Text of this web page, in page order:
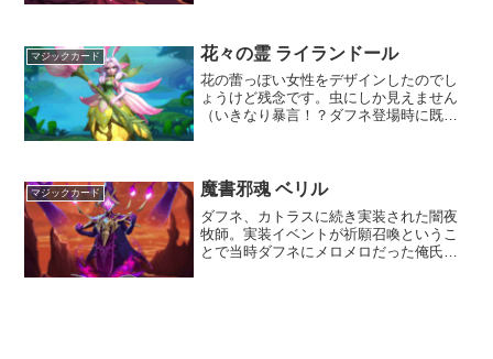
行者様が実装イベン...
マジックカード 花々の霊 ライランドール
花の蕾っぽい女性をデザインしたのでし
ょうけど残念です。虫にしか見えません
（いきなり暴言！？ダフネ登場時に既存
し。以降、ずっと後回しにし...
マジックカード 魔書邪魂 ベリル
ダフネ、カトラスに続き実装された闇夜
牧師。実装イベントが祈願召喚というこ
とで当時ダフネにメロメロだった俺氏に